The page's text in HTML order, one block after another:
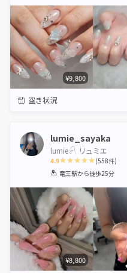
¥9,800
空き状況
lumie_sayaka
lumie‎‪𓍯 ‬リュミエ
4.9
1 2 3 4 5
(558件)
竜王駅から徒歩25分
¥8,800